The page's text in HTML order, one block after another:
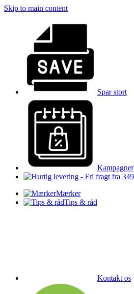
Skip to main content
Spar stort
Kampagner
Mærker
Tips & råd
Kontakt os